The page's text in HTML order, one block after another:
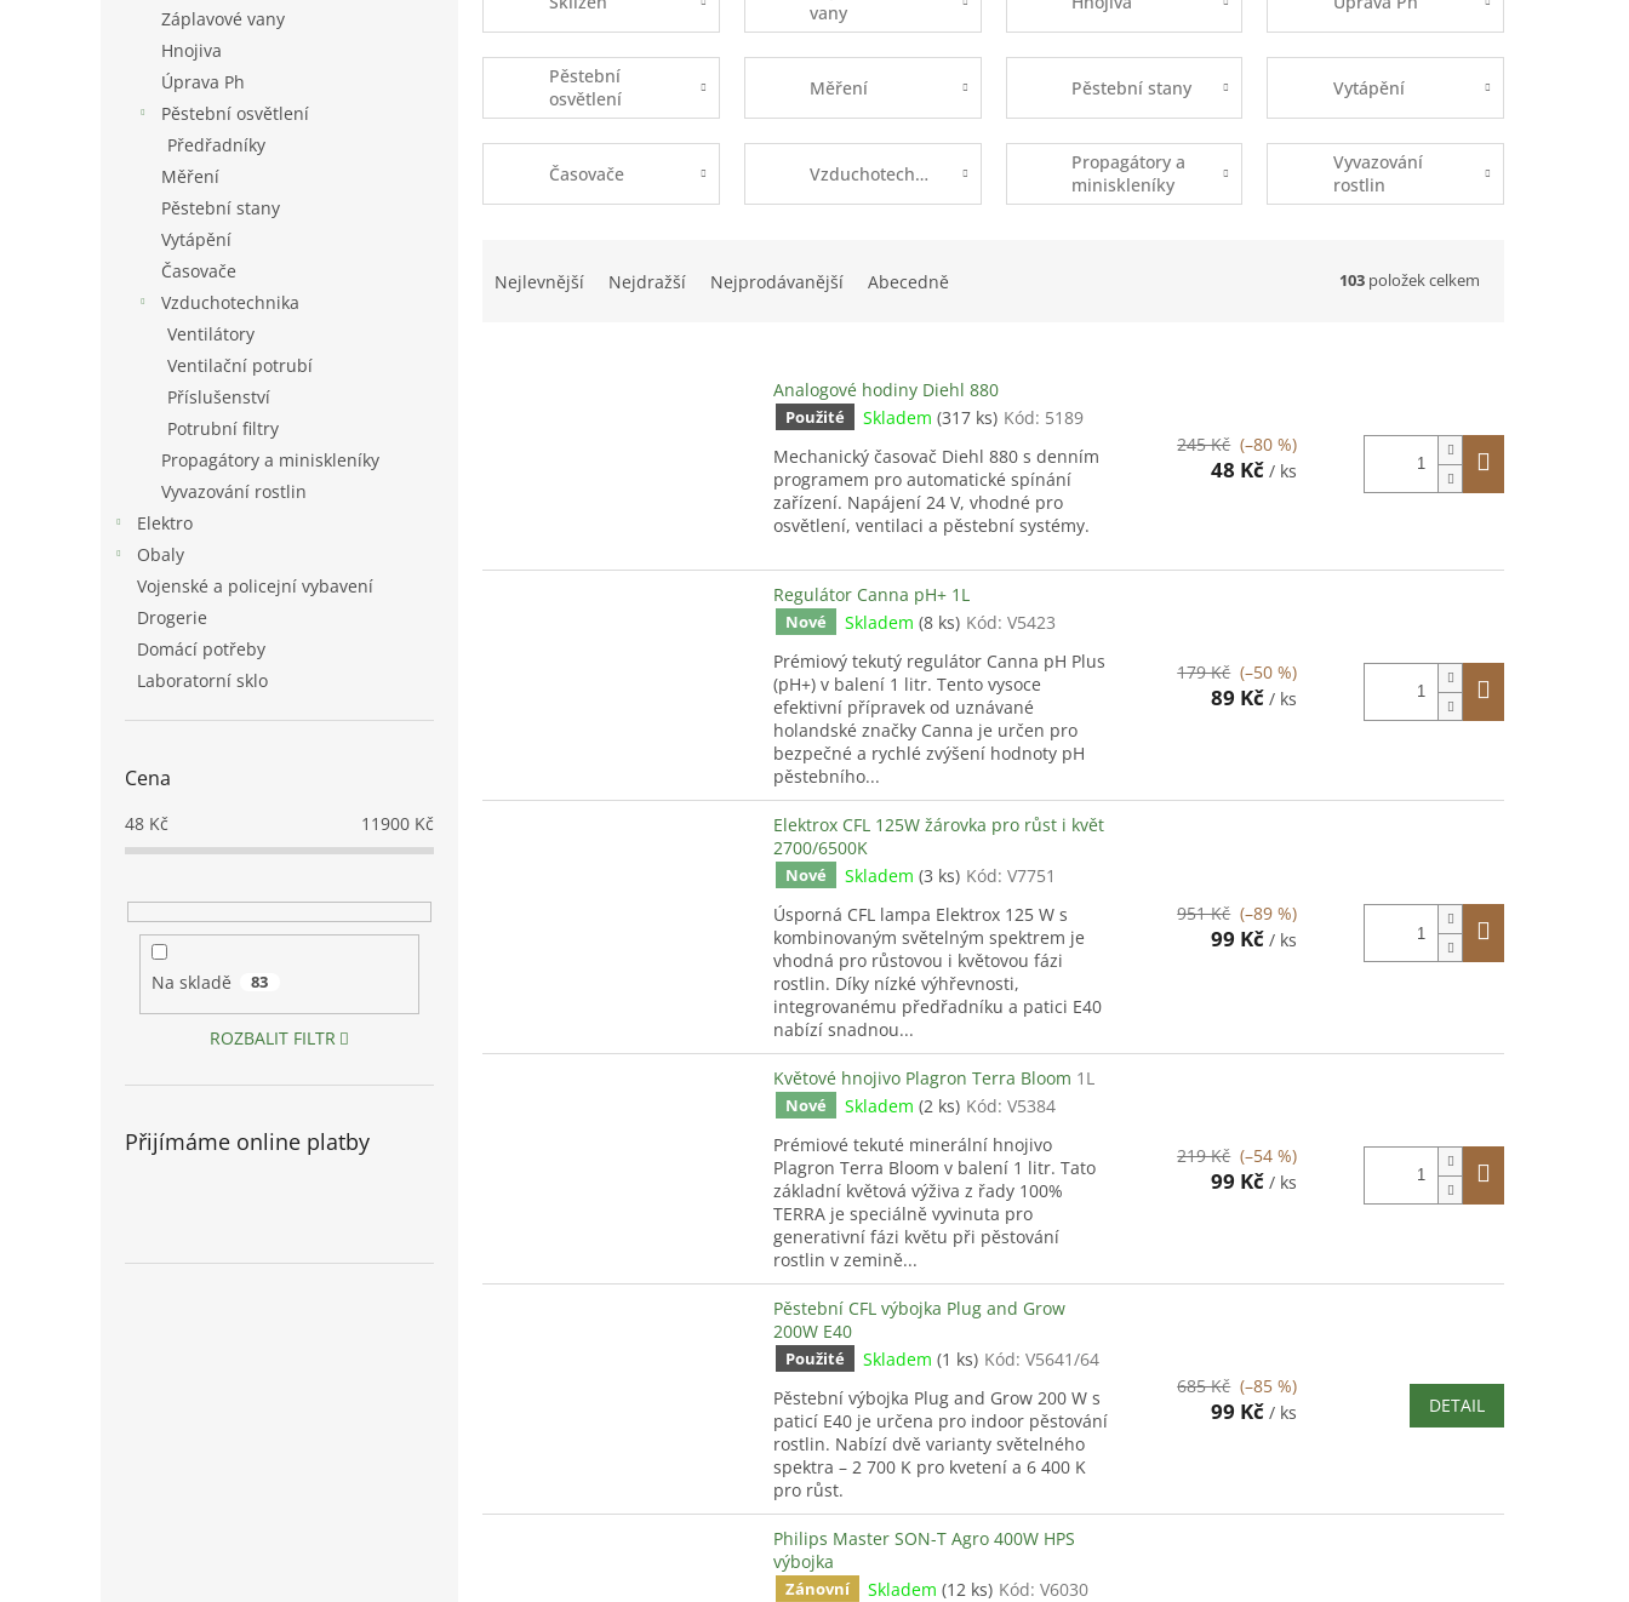
Záplavové vany
Hnojiva
Úprava Ph
Pěstební osvětlení
Předřadníky
Měření
Pěstební stany
Vytápění
Časovače
Vzduchotechnika
Ventilátory
Ventilační potrubí
Příslušenství
Potrubní filtry
Propagátory a miniskleníky
Vyvazování rostlin
Elektro
Obaly
Vojenské a policejní vybavení
Drogerie
Domácí potřeby
Laboratorní sklo
Cena
48 Kč 11900 Kč
Na skladě 83
ROZBALIT FILTR
Přijímáme online platby
vany
Pěstební
osvětlení
Měření Pěstební stany Vytápění
Časovače Vzduchotechnika
Propagátory a
miniskleníky
Vyvazování
rostlin
t
Nejlevnější Nejdražší Nejprodávanější Abecedně 103 položek celkem
d
Analogové hodiny Diehl 880
Použité Skladem (317 ks) Kód: 5189
Mechanický časovač Diehl 880 s denním
programem pro automatické spínání
zařízení. Napájení 24 V, vhodné pro
osvětlení, ventilaci a pěstební systémy.
245 Kč (–80 %)
48 Kč/ ks
Regulátor Canna pH+ 1L
Nové Skladem (8 ks) Kód: V5423
Prémiový tekutý regulátor Canna pH Plus
(pH+) v balení 1 litr. Tento vysoce
efektivní přípravek od uznávané
holandské značky Canna je určen pro
bezpečné a rychlé zvýšení hodnoty pH
pěstebního...
179 Kč (–50 %)
89 Kč/ ks
Elektrox CFL 125W žárovka pro růst i květ
2700/6500K
Nové Skladem (3 ks) Kód: V7751
Úsporná CFL lampa Elektrox 125 W s
kombinovaným světelným spektrem je
vhodná pro růstovou i květovou fázi
rostlin. Díky nízké výhřevnosti,
integrovanému předřadníku a patici E40
nabízí snadnou...
951 Kč (–89 %)
99 Kč/ ks
Květové hnojivo Plagron Terra Bloom 1L
Nové Skladem (2 ks) Kód: V5384
Prémiové tekuté minerální hnojivo
Plagron Terra Bloom v balení 1 litr. Tato
základní květová výživa z řady 100%
TERRA je speciálně vyvinuta pro
generativní fázi květu při pěstování
rostlin v zemině...
219 Kč (–54 %)
99 Kč/ ks
Pěstební CFL výbojka Plug and Grow
200W E40
Použité Skladem (1 ks) Kód: V5641/64
Pěstební výbojka Plug and Grow 200 W s
paticí E40 je určena pro indoor pěstování
rostlin. Nabízí dvě varianty světelného
spektra – 2 700 K pro kvetení a 6 400 K
pro růst.
685 Kč (–85 %)
99 Kč/ ks DETAIL
Philips Master SON-T Agro 400W HPS
výbojka
Zánovní Skladem (12 ks) Kód: V6030